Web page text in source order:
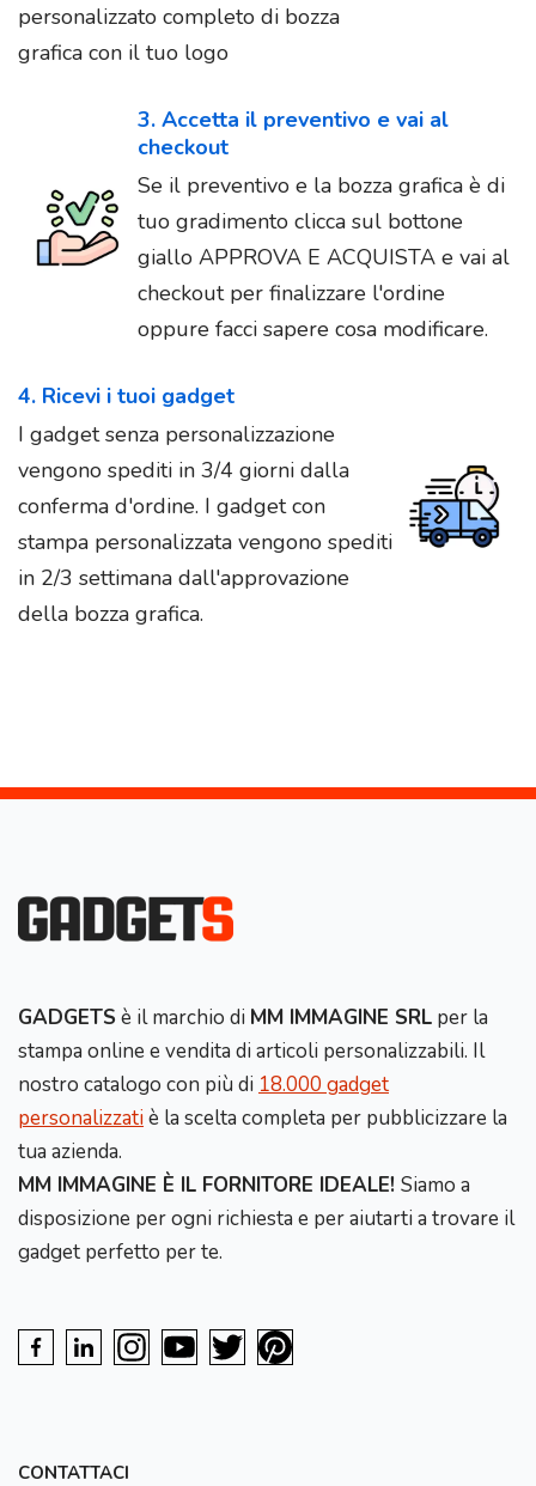
personalizzato completo di bozza
grafica con il tuo logo
3. Accetta il preventivo e vai al
checkout
Se il preventivo e la bozza grafica è di
tuo gradimento clicca sul bottone
giallo APPROVA E ACQUISTA e vai al
checkout per finalizzare l'ordine
oppure facci sapere cosa modificare.
4. Ricevi i tuoi gadget
I gadget senza personalizzazione
vengono spediti in 3/4 giorni dalla
conferma d'ordine. I gadget con
stampa personalizzata vengono spediti
in 2/3 settimana dall'approvazione
della bozza grafica.
GADGETS è il marchio di MM IMMAGINE SRL per la
stampa online e vendita di articoli personalizzabili. Il
nostro catalogo con più di 18.000 gadget
personalizzatiè la scelta completa per pubblicizzare la
tua azienda.
MM IMMAGINE È IL FORNITORE IDEALE! Siamo a
disposizione per ogni richiesta e per aiutarti a trovare il
gadget perfetto per te.
CONTATTACI